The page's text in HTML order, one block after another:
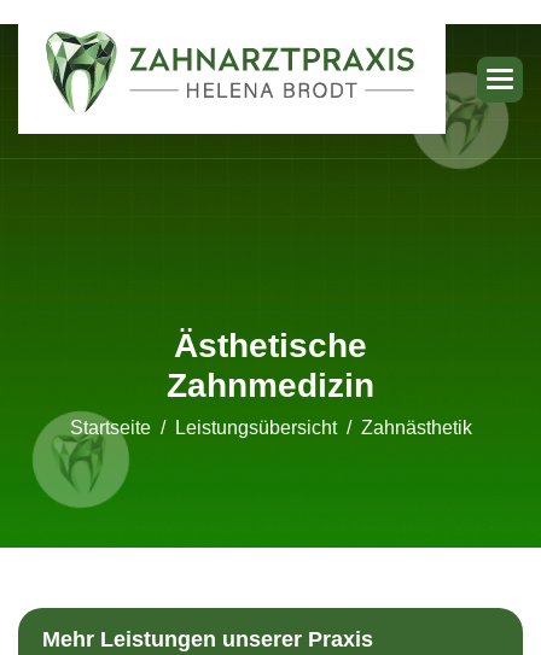
Ästhetische
Zahnmedizin
Startseite Leistungsübersicht Zahnästhetik
Mehr Leistungen unserer Praxis